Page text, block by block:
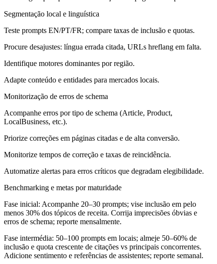
Segmentação local e linguística
Teste prompts EN/PT/FR; compare taxas de inclusão e quotas.
Procure desajustes: língua errada citada, URLs hreflang em falta.
Identifique motores dominantes por região.
Adapte conteúdo e entidades para mercados locais.
Monitorização de erros de schema
Acompanhe erros por tipo de schema (Article, Product,
LocalBusiness, etc.).
Priorize correções em páginas citadas e de alta conversão.
Monitorize tempos de correção e taxas de reincidência.
Automatize alertas para erros críticos que degradam elegibilidade.
Benchmarking e metas por maturidade
Fase inicial: Acompanhe 20–30 prompts; vise inclusão em pelo
menos 30% dos tópicos de receita. Corrija imprecisões óbvias e
erros de schema; reporte mensalmente.
Fase intermédia: 50–100 prompts em locais; almeje 50–60% de
inclusão e quota crescente de citações vs principais concorrentes.
Adicione sentimento e referências de assistentes; reporte semanal.